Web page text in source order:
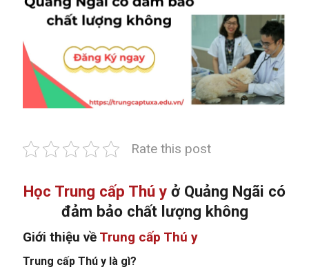
Rate this post
Học Trung cấp Thú y ở Quảng Ngãi có
đảm bảo chất lượng không
Giới thiệu về Trung cấp Thú y
Trung cấp Thú y là gì?